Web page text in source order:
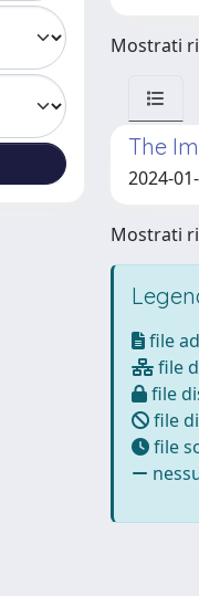
Mostrati
The
2024-
Mostrati
file
file
file
file
file